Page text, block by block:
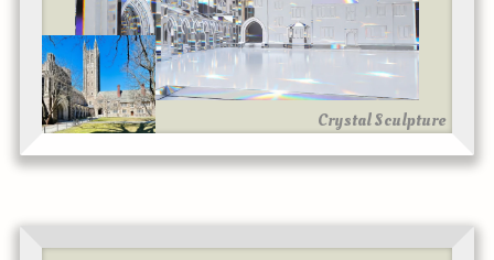
Crystal Sculpture